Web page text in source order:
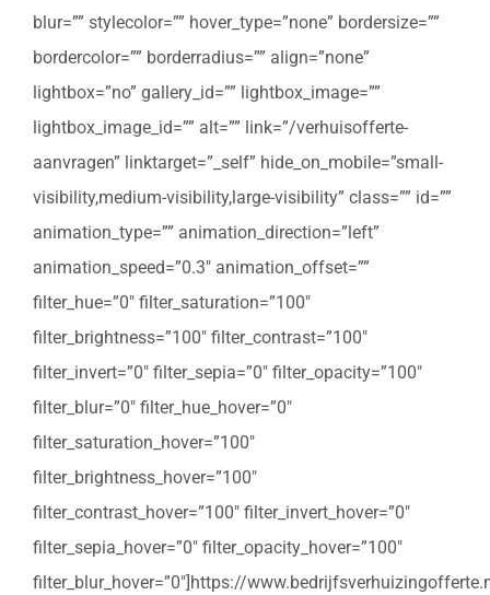
blur=”” stylecolor=”” hover_type=”none” bordersize=””
bordercolor=”” borderradius=”” align=”none”
lightbox=”no” gallery_id=”” lightbox_image=””
lightbox_image_id=”” alt=”” link=”/verhuisofferte-
aanvragen” linktarget=”_self” hide_on_mobile=”small-
visibility,medium-visibility,large-visibility” class=”” id=””
animation_type=”” animation_direction=”left”
animation_speed=”0.3″ animation_offset=””
filter_hue=”0″ filter_saturation=”100″
filter_brightness=”100″ filter_contrast=”100″
filter_invert=”0″ filter_sepia=”0″ filter_opacity=”100″
filter_blur=”0″ filter_hue_hover=”0″
filter_saturation_hover=”100″
filter_brightness_hover=”100″
filter_contrast_hover=”100″ filter_invert_hover=”0″
filter_sepia_hover=”0″ filter_opacity_hover=”100″
filter_blur_hover=”0″]https://